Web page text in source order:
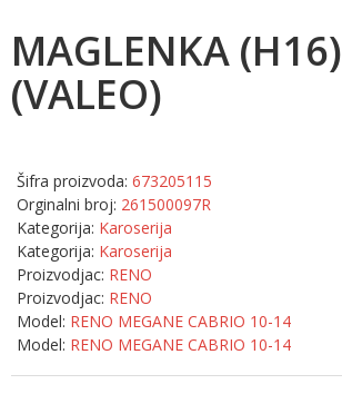
MAGLENKA (H16)
(VALEO)
Šifra proizvoda: 673205115
Orginalni broj: 261500097R
Kategorija: Karoserija
Kategorija: Karoserija
Proizvodjac: RENO
Proizvodjac: RENO
Model: RENO MEGANE CABRIO 10-14
Model: RENO MEGANE CABRIO 10-14